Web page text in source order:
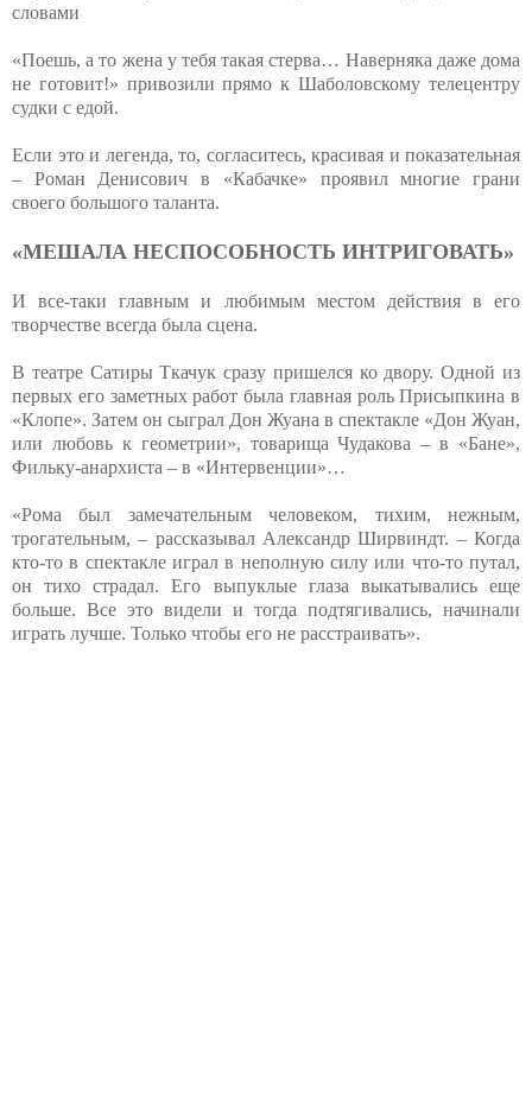
словами
«Поешь, а то жена у тебя такая стерва… Наверняка даже дома
не готовит!» привозили прямо к Шаболовскому телецентру
судки с едой.
Если это и легенда, то, согласитесь, красивая и показательная
– Роман Денисович в «Кабачке» проявил многие грани
своего большого таланта.
«МЕШАЛА НЕСПОСОБНОСТЬ ИНТРИГОВАТЬ»
И все-таки главным и любимым местом действия в его
творчестве всегда была сцена.
В театре Сатиры Ткачук сразу пришелся ко двору. Одной из
первых его заметных работ была главная роль Присыпкина в
«Клопе». Затем он сыграл Дон Жуана в спектакле «Дон Жуан,
или любовь к геометрии», товарища Чудакова – в «Бане»,
Фильку-анархиста – в «Интервенции»…
«Рома был замечательным человеком, тихим, нежным,
трогательным, – рассказывал Александр Ширвиндт. – Когда
кто-то в спектакле играл в неполную силу или что-то путал,
он тихо страдал. Его выпуклые глаза выкатывались еще
больше. Все это видели и тогда подтягивались, начинали
играть лучше. Только чтобы его не расстраивать».